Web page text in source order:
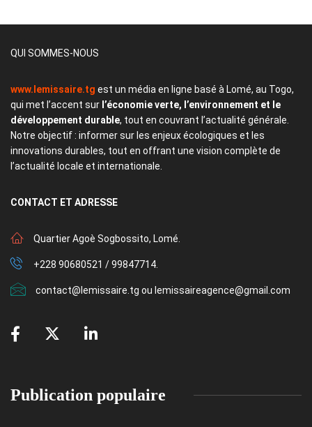
QUI SOMMES-NOUS
www.lemissaire.tg est un média en ligne basé à Lomé, au Togo,
qui met l’accent sur l’économie verte, l’environnement et le
développement durable, tout en couvrant l’actualité générale.
Notre objectif : informer sur les enjeux écologiques et les
innovations durables, tout en offrant une vision complète de
l’actualité locale et internationale.
CONTACT ET ADRESSE
Quartier Agoè Sogbossito, Lomé.
+228 90680521 / 99847714.
contact@lemissaire.tg ou lemissaireagence@gmail.com
Publication populaire